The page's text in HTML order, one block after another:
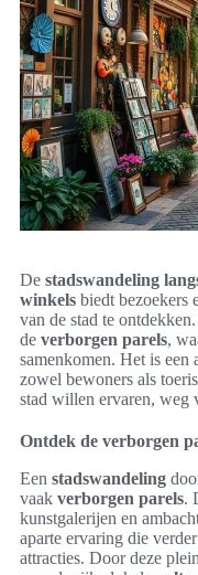
De stadswandeling
winkels biedt bezoekers
van de stad te
de verborgen parels,
samenkomen. Het is
zowel bewoners als
stad willen ervaren, weg
Ontdek de verborgen
Een stadswandeling
vaak verborgen parels.
kunstgalerijen en
aparte ervaring die
attracties. Door deze